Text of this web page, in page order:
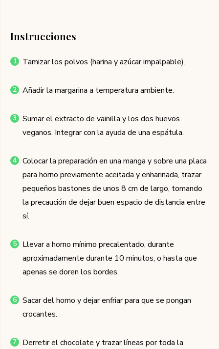
Instrucciones
Tamizar los polvos (harina y azúcar impalpable).
Añadir la margarina a temperatura ambiente.
Sumar el extracto de vainilla y los dos huevos
veganos. Integrar con la ayuda de una espátula.
Colocar la preparación en una manga y sobre una placa
para horno previamente aceitada y enharinada, trazar
pequeños bastones de unos 8 cm de largo, tomando
la precaución de dejar buen espacio de distancia entre
sí.
Llevar a horno mínimo precalentado, durante
aproximadamente durante 10 minutos, o hasta que
apenas se doren los bordes.
Sacar del horno y dejar enfriar para que se pongan
crocantes.
Derretir el chocolate y trazar líneas por toda la